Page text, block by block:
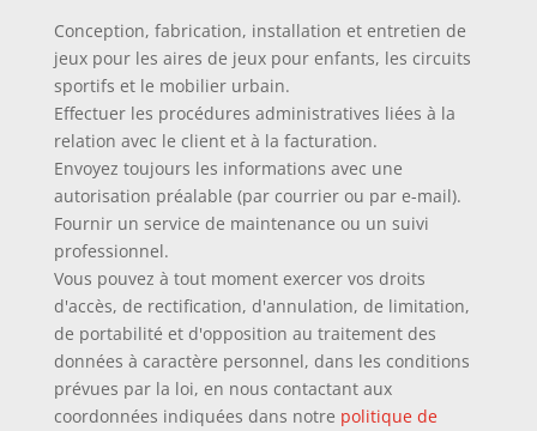
Conception, fabrication, installation et entretien de
jeux pour les aires de jeux pour enfants, les circuits
sportifs et le mobilier urbain.
Effectuer les procédures administratives liées à la
relation avec le client et à la facturation.
Envoyez toujours les informations avec une
autorisation préalable (par courrier ou par e-mail).
Fournir un service de maintenance ou un suivi
professionnel.
Vous pouvez à tout moment exercer vos droits
d'accès, de rectification, d'annulation, de limitation,
de portabilité et d'opposition au traitement des
données à caractère personnel, dans les conditions
prévues par la loi, en nous contactant aux
coordonnées indiquées dans notre politique de